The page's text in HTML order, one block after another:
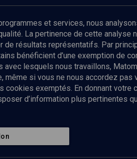
à notre newsletter
Politique de
personnelles
et services, nous
La pertinence de cette analyse
résultats représentatifs. Par
bénéficient d’une exemption de
avec lesquels nous travaillons,
si vous ne nous accordez
exemptés. En donnant votre
d’information plus pertinentes